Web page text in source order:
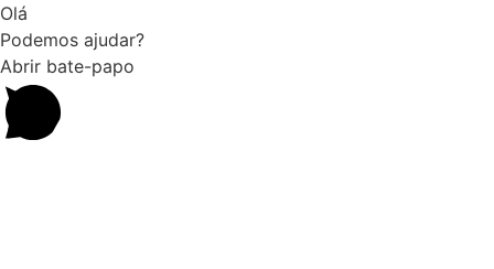
Olá
Podemos ajudar?
Abrir bate-papo